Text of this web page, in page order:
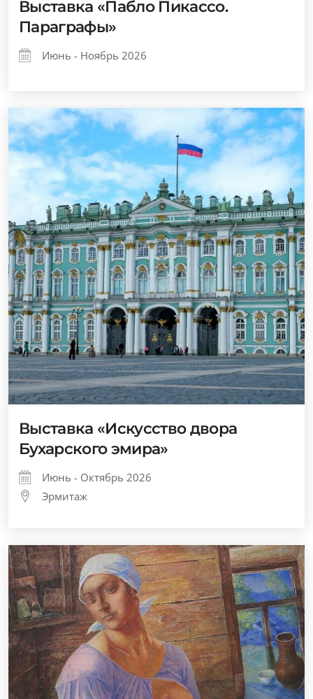
Выставка «Пабло Пикассо.
Параграфы»
Июнь - Ноябрь 2026
Выставка «Искусство двора
Бухарского эмира»
Июнь - Октябрь 2026
Эрмитаж